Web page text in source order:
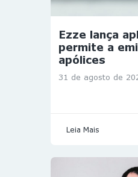
Ezze lança
permite a
apólices
31 de agosto de
Leia Mais